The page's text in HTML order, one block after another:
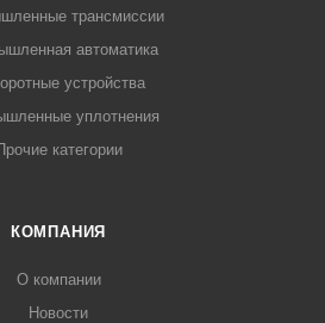
трансмиссии
автоматика
устройства
уплотнения
категории
КОМПАНИЯ
О компании
Новости